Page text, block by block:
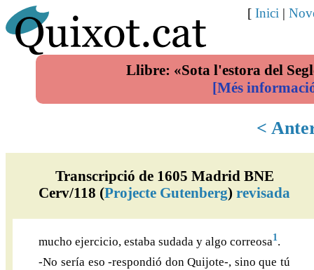
Llibre: «Sota l'estora del
[Més
[ Inici |
<
Transcripció de 1605 Madrid BNE
Cerv/118 (Projecte Gutenberg)revisada
mucho ejercicio, estaba sudada y algo correosa1.
-No sería eso -respondió don Quijote-, sino que tú